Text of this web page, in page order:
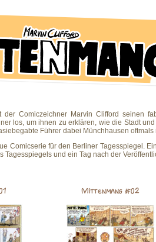
der Comiczeichner Marvin Clifford seinen
los, um ihnen zu erklären, wie die Stadt
Führer dabei Münchhausen
Comicserie für den Berliner Tagesspiegel.
Tagesspiegels und ein Tag nach der